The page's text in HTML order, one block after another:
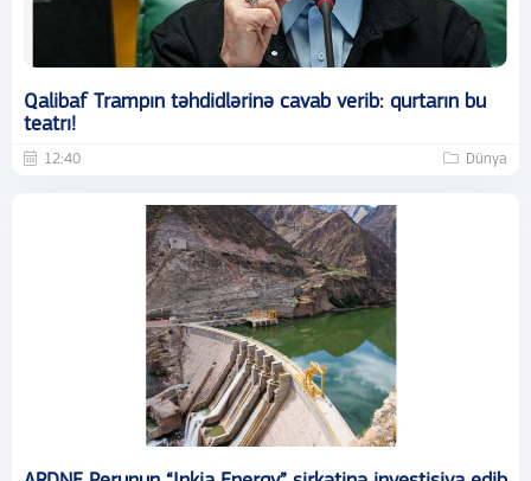
Qalibaf Trampın təhdidlərinə cavab verib: qurtarın bu
teatrı!
12:40 Dünya